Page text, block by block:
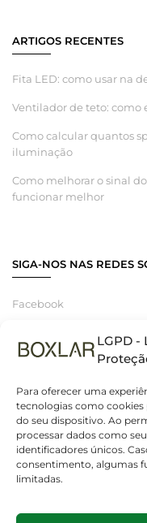
LGPD -
Para oferecer uma
tecnologias como cookies
do seu dispositivo. Ao
processar dados como
identificadores únicos.
consentimento, algumas
limitadas.
ARTIGOS RECENTES
Fita LED: como usar na
Ventilador de teto: como
Como calcular quantos
iluminação
Como melhorar o sinal
funcionar melhor
SIGA-NOS NAS REDES
Facebook
Linkedin
© 2025 Boxlar |
Todos os direitos